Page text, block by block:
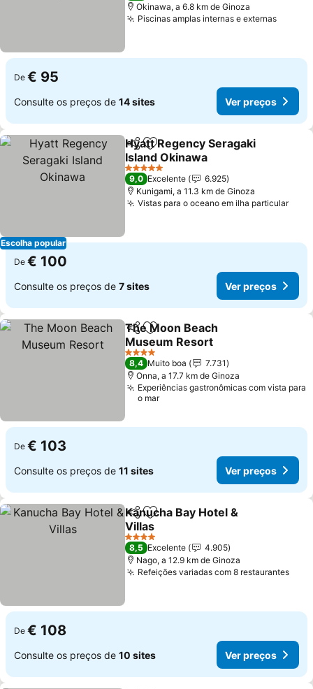
Okinawa, a 6.8 km de Ginoza
Piscinas amplas internas e externasVer
De € 95
Consulte os preços de 14 sites Ver preços
Escolha popular
PartilharAdicionar aos favoritos
Hyatt Regency Seragaki
Island Okinawa
Ver preços
5 Estrelas
9,0 Excelente
6.925
Kunigami, a 11.3 km de Ginoza
Vistas para o oceano em ilha particularVer
De € 100
Consulte os preços de 7 sites Ver preços
PartilharAdicionar aos favoritos
The Moon Beach
Museum Resort
Ver preços
4 Estrelas
8,4 Muito boa
7.731
Onna, a 17.7 km de Ginoza
Experiências gastronômicas com vista para
o mar
De € 103
Consulte os preços de 11 sites Ver preços
PartilharAdicionar aos favoritos
Kanucha Bay Hotel &
Villas
Ver preços
4 Estrelas
8,5 Excelente
4.905
Nago, a 12.9 km de Ginoza
Refeições variadas com 8 restaurantesVer
De € 108
Consulte os preços de 10 sites Ver preços